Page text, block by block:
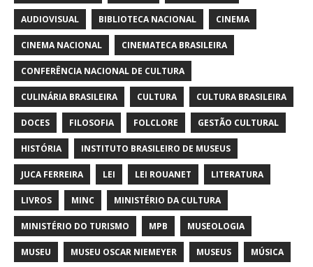
AUDIOVISUAL BIBLIOTECA NACIONAL CINEMA
CINEMA NACIONAL CINEMATECA BRASILEIRA
CONFERÊNCIA NACIONAL DE CULTURA
CULINÁRIA BRASILEIRA CULTURA CULTURA BRASILEIRA
DOCES FILOSOFIA FOLCLORE GESTÃO CULTURAL
HISTÓRIA INSTITUTO BRASILEIRO DE MUSEUS
JUCA FERREIRA LEI LEI ROUANET LITERATURA
LIVROS MINC MINISTÉRIO DA CULTURA
MINISTÉRIO DO TURISMO MPB MUSEOLOGIA
MUSEU MUSEU OSCAR NIEMEYER MUSEUS MÚSICA